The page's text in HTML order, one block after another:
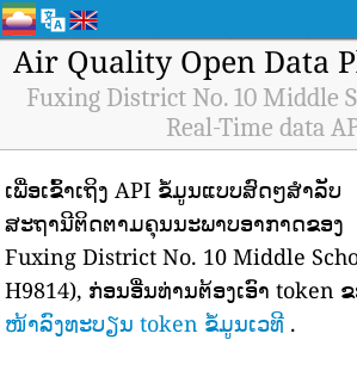
Air Quality Open Data
Fuxing District No. 10 Middle
Real-Time data
ເພື່ອເຂົ້າເຖິງ API ຂໍ້ມູນແບບສົດໆສຳລັບ
ສະຖານີຕິດຕາມຄຸນນະພາບອາກາດຂອງ
Fuxing District No. 10 Middle
H9814), ກ່ອນອື່ນທ່ານຕ້ອງເອົາ token
ໜ້າລົງທະບຽນ token ຂໍ້ມູນເວທີ .